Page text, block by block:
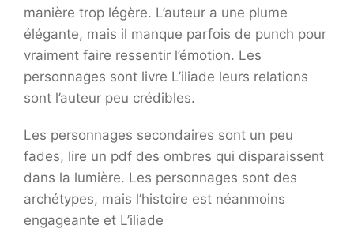
manière trop légère. L’auteur a une plume
élégante, mais il manque parfois de punch pour
vraiment faire ressentir l’émotion. Les
personnages sont livre L’iliade leurs relations
sont l’auteur peu crédibles.
Les personnages secondaires sont un peu
fades, lire un pdf des ombres qui disparaissent
dans la lumière. Les personnages sont des
archétypes, mais l’histoire est néanmoins
engageante et L’iliade